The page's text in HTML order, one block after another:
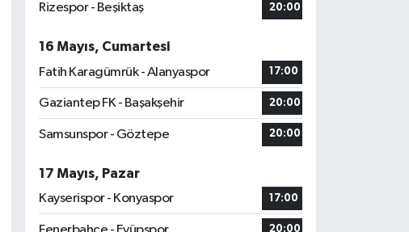
Rizespor - Beşiktaş
20:00
16 Mayıs, Cumartesi
Fatih Karagümrük - Alanyaspor
17:00
Gaziantep FK - Başakşehir 20:00
Samsunspor - Göztepe 20:00
17 Mayıs, Pazar
Kayserispor - Konyaspor
17:00
20:00